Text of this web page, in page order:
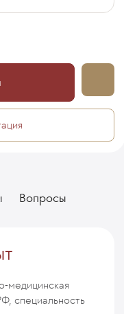
Вопросы
специальность